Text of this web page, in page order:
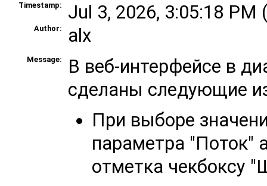
Timestamp: Jul 3, 2026, 3:05:18 PM
Author: alx
Message:
В веб-интерфейсе в
сделаны следующие
При выборе
параметра "Поток"
отметка чекбоксу